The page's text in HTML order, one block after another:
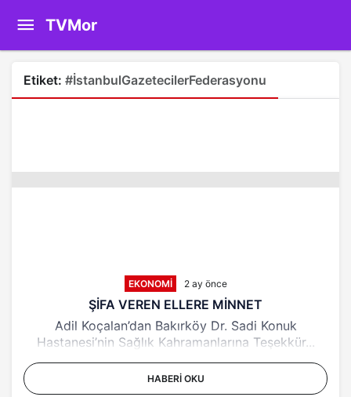
TVMor
Etiket: #İstanbulGazetecilerFederasyonu
EKONOMI 2 ay önce
ŞİFA VEREN ELLERE MİNNET
Adil Koçalan’dan Bakırköy Dr. Sadi Konuk
Hastanesi’nin Sağlık Kahramanlarına Teşekkür...
HABERI OKU